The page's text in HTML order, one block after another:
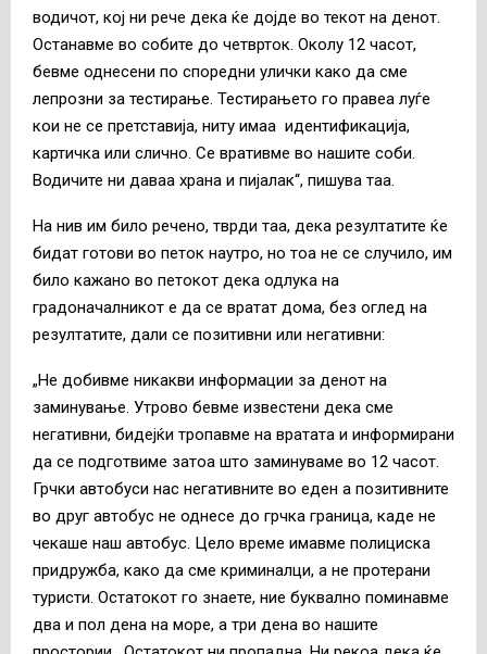
водичот, кој ни рече дека ќе дојде во текот на денот.
Останавме во собите до четврток. Околу 12 часот,
бевме однесени по споредни улички како да сме
лепрозни за тестирање. Тестирањето го правеа луѓе
кои не се претставија, ниту имаа идентификација,
картичка или слично. Се вративме во нашите соби.
Водичите ни даваа храна и пијалак“, пишува таа.
На нив им било речено, тврди таа, дека резултатите ќе
бидат готови во петок наутро, но тоа не се случило, им
било кажано во петокот дека одлука на
градоначалникот е да се вратат дома, без оглед на
резултатите, дали се позитивни или негативни:
„Не добивме никакви информации за денот на
заминување. Утрово бевме известени дека сме
негативни, бидејќи тропавме на вратата и информирани
да се подготвиме затоа што заминуваме во 12 часот.
Грчки автобуси нас негативните во еден а позитивните
во друг автобус не однесе до грчка граница, каде не
чекаше наш автобус. Цело време имавме полициска
придружба, како да сме криминалци, а не протерани
туристи. Остатокот го знаете, ние буквално поминавме
два и пол дена на море, а три дена во нашите